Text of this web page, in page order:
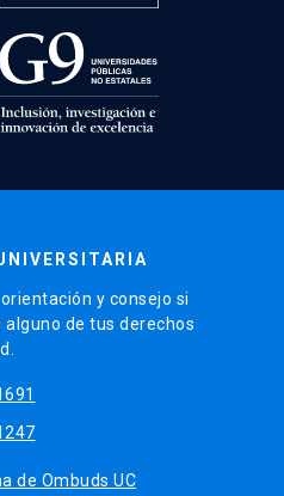
y consejo si
alguno de tus derechos
de Ombuds UC